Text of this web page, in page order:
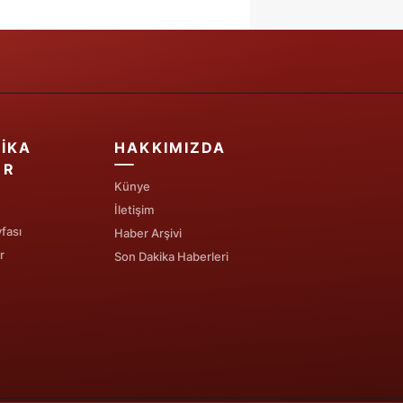
HAKKIMIZDA
Künye
İletişim
Haber Arşivi
Son Dakika Haberleri